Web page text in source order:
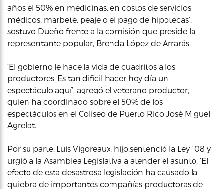
años el 50% en medicinas, en costos de servicios
médicos, marbete, peaje o el pago de hipotecas’,
sostuvo Dueño frente a la comisión que preside la
representante popular, Brenda López de Arrarás.
‘El gobierno le hace la vida de cuadritos a los
productores. Es tan difícil hacer hoy día un
espectáculo aquí’, agregó el veterano productor,
quien ha coordinado sobre el 50% de los
espectáculos en el Coliseo de Puerto Rico José Miguel
Agrelot.
Por su parte, Luis Vigoreaux, hijo,sentenció la Ley 108 y
urgió a la Asamblea Legislativa a atender el asunto. ‘El
efecto de esta desastrosa legislación ha causado la
quiebra de importantes compañías productoras de